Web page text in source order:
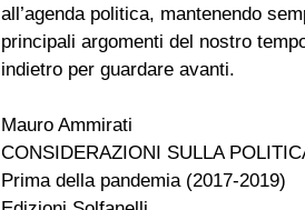
all’agenda politica, mantenendo
principali argomenti del nostro
indietro per guardare avanti.
Mauro Ammirati
CONSIDERAZIONI SULLA
Prima della pandemia (2017-2019)